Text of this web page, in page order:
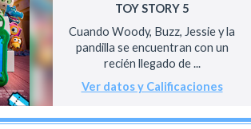
TOY STORY 5
Cuando Woody, Buzz, Jessie y la
pandilla se encuentran con un
recién llegado de ...
Ver datos y Calificaciones